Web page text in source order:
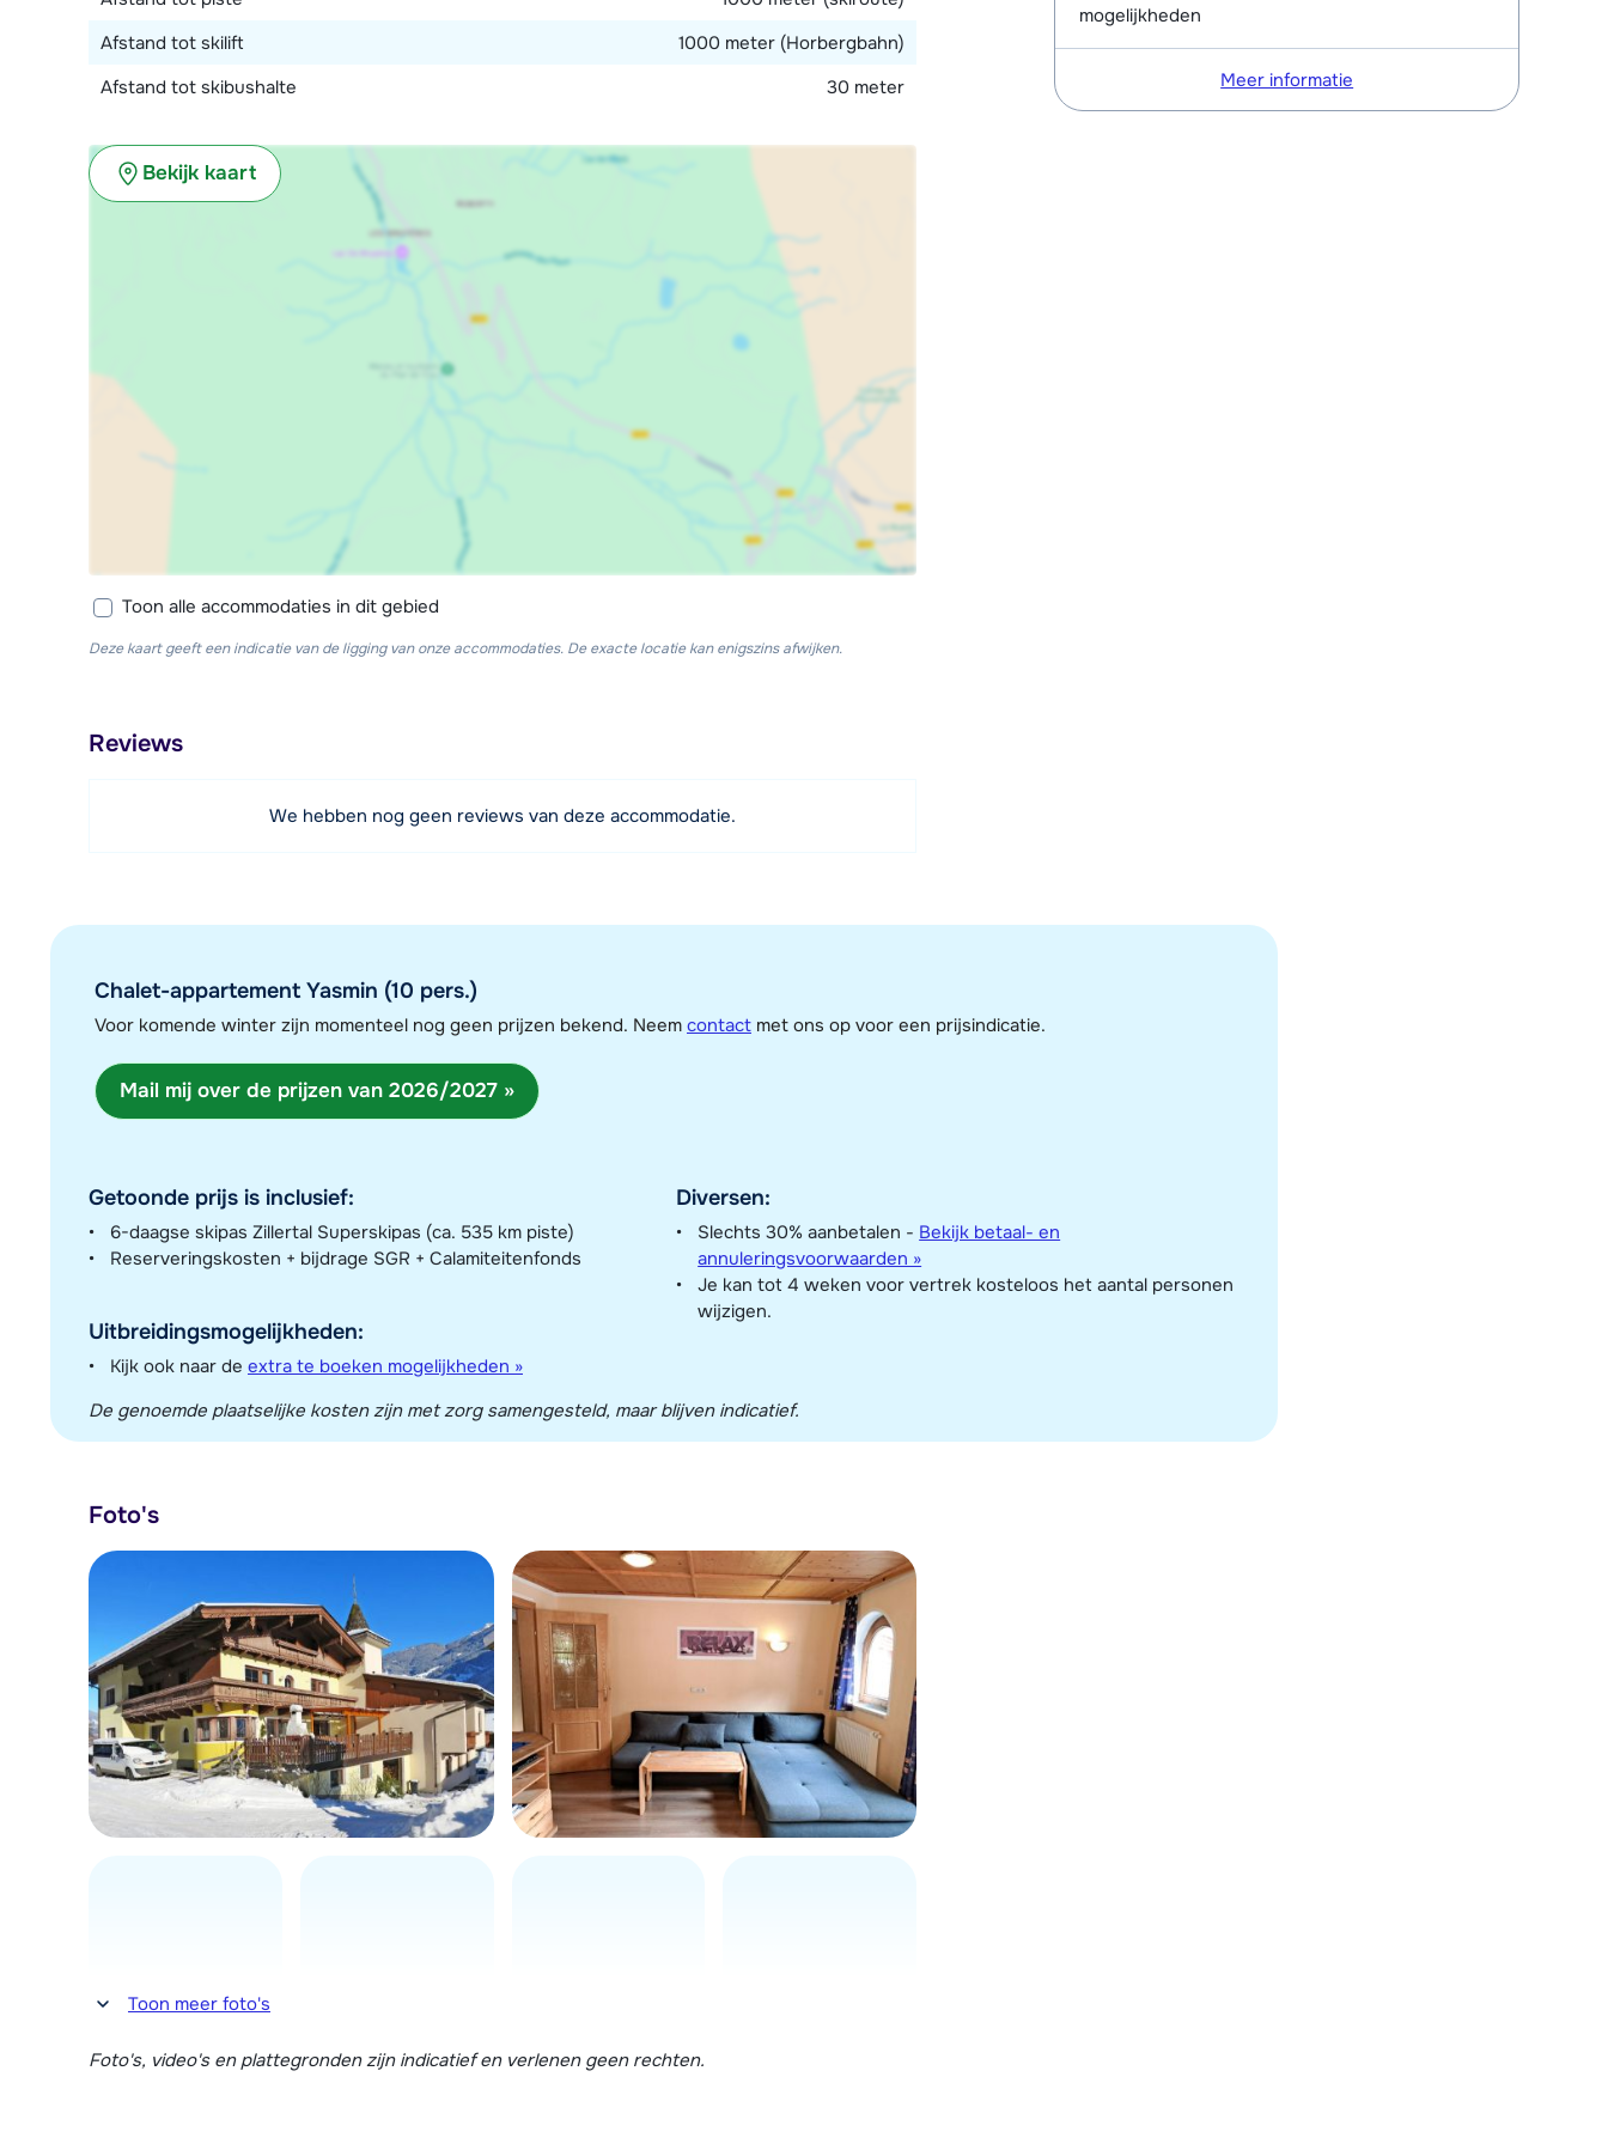
Afstand tot skilift
1000 meter (Horbergbahn)
Afstand tot skibushalte
30 meter
Bekijk kaart
Toon alle accommodaties in dit gebied
Deze kaart geeft een indicatie van de ligging van onze accommodaties. De exacte locatie kan enigszins afwijken.
Reviews
We hebben nog geen reviews van deze accommodatie.
Chalet-appartement Yasmin (10 pers.)
Voor komende winter zijn momenteel nog geen prijzen bekend. Neem contact met ons op voor een prijsindicatie.
Mail mij over de prijzen van 2026/2027 »
Getoonde prijs is inclusief:
6-daagse skipas Zillertal Superskipas (ca. 535 km piste)
Reserveringskosten + bijdrage SGR + Calamiteitenfonds
Uitbreidingsmogelijkheden:
Kijk ook naar de extra te boeken mogelijkheden »
Diversen:
Slechts 30% aanbetalen - Bekijk betaal- en
annuleringsvoorwaarden »
Je kan tot 4 weken voor vertrek kosteloos het aantal personen
wijzigen.
De genoemde plaatselijke kosten zijn met zorg samengesteld, maar blijven indicatief.
Foto's
Toon meer foto's
Foto's, video's en plattegronden zijn indicatief en verlenen geen rechten.
mogelijkheden
Meer informatie